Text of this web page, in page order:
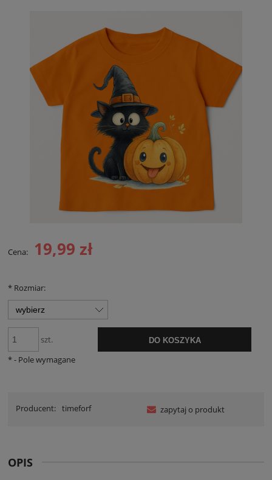
Cena: 19,99 zł
* Rozmiar:
szt. DO KOSZYKA
*- Pole wymagane
Producent: timeforf zapytaj o produkt
OPIS